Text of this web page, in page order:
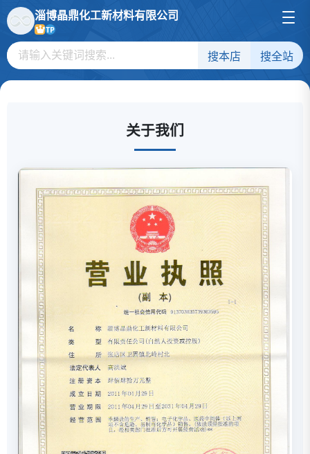
淄博晶鼎化工新材料有限公司
TP
搜本店 搜全站
关于我们